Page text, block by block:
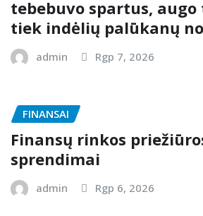
tebebuvo spartus,
tiek indėlių palūkanų
admin Rgp 7, 2026
FINANSAI
Finansų rinkos
sprendimai
admin Rgp 6, 2026